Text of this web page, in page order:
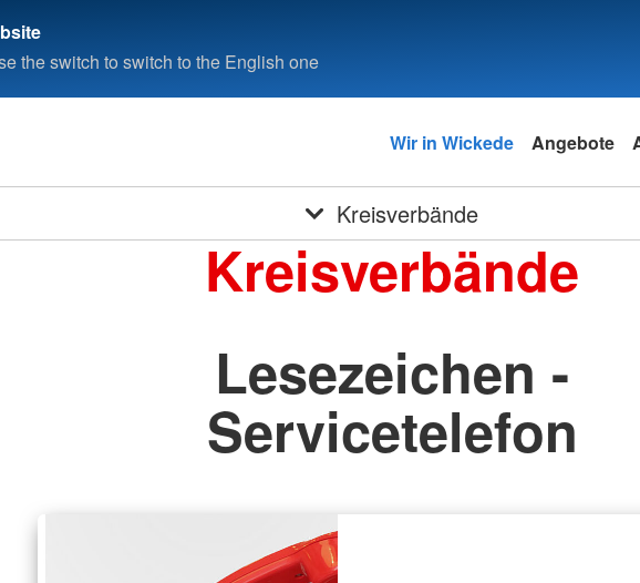
the switch to switch to the English one
Wir in Wickede Angebote
Kreisverbände
Kreisverbände
Lesezeichen -
Servicetelefon